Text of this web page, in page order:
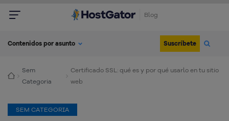
Blog
Contenidos por asunto Suscríbete
Sem
Categoria
Certificado SSL: qué es y por qué usarlo en tu sitio
web
SEM CATEGORIA